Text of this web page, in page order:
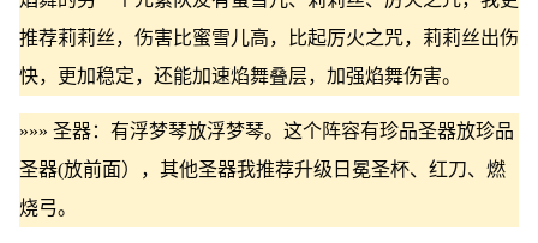
推荐莉莉丝，伤害比蜜雪儿高，比起厉火之咒，莉莉丝出伤
快，更加稳定，还能加速焰舞叠层，加强焰舞伤害。
»»» 圣器：有浮梦琴放浮梦琴。这个阵容有珍品圣器放珍品
圣器(放前面），其他圣器我推荐升级日冕圣杯、红刀、燃
烧弓。